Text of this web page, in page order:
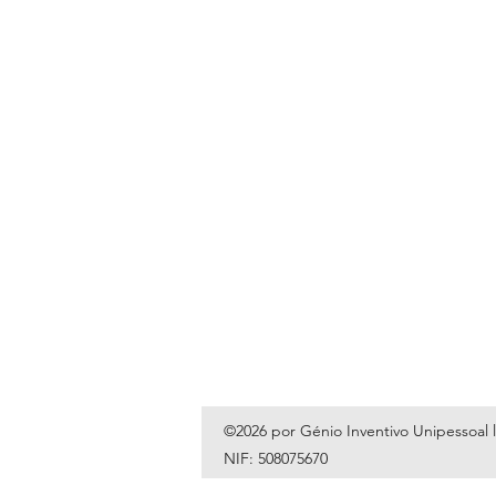
©2026 por Génio Inventivo Unipessoal
NIF: 508075670